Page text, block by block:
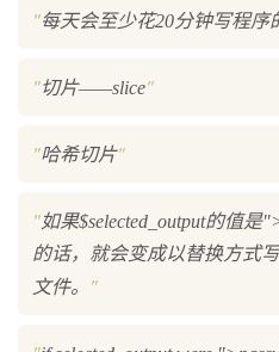
"每天会至少花20分钟写程序
"切片——slice"
"哈希切片"
"如果$selected_output的值
的话，就会变成以替换方式
文件。
"